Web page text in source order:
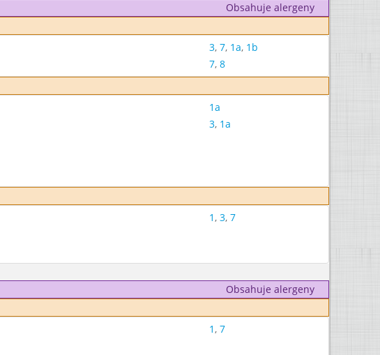
Obsahuje alergeny
3, 7, 1a, 1b
7, 8
1a
3, 1a
1, 3, 7
Obsahuje alergeny
1, 7